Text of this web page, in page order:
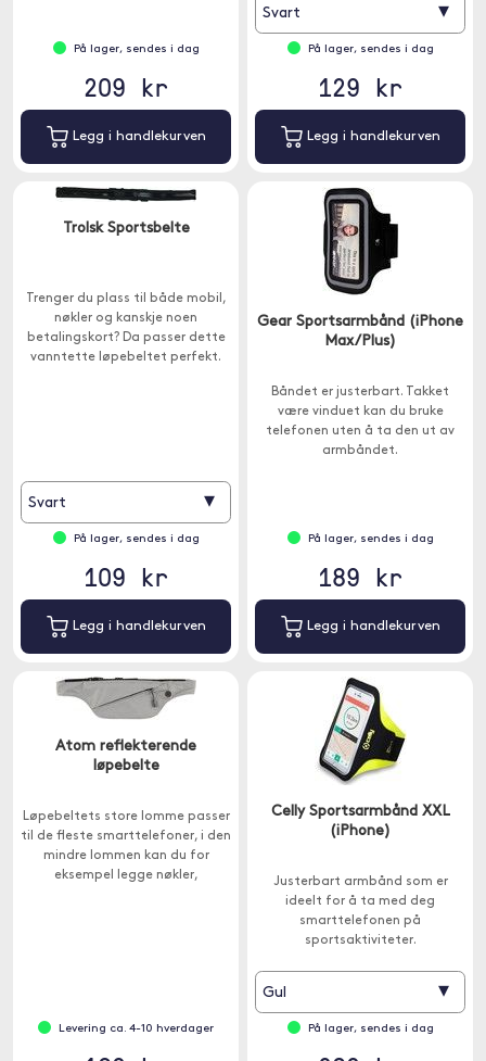
På lager, sendes i dag
209 kr
Legg i handlekurven
Svart ▾
På lager, sendes i dag
129 kr
Legg i handlekurven
Trolsk Sportsbelte
Trenger du plass til både mobil,
nøkler og kanskje noen
betalingskort? Da passer dette
vanntette løpebeltet perfekt.
Svart ▾
På lager, sendes i dag
109 kr
Legg i handlekurven
Gear Sportsarmbånd (iPhone
Max/Plus)
Båndet er justerbart. Takket
være vinduet kan du bruke
telefonen uten å ta den ut av
armbåndet.
På lager, sendes i dag
189 kr
Legg i handlekurven
Atom reflekterende
løpebelte
Løpebeltets store lomme passer
til de fleste smarttelefoner, i den
mindre lommen kan du for
eksempel legge nøkler,
Levering ca. 4-10 hverdager
Celly Sportsarmbånd XXL
(iPhone)
Justerbart armbånd som er
ideelt for å ta med deg
smarttelefonen på
sportsaktiviteter.
Gul ▾
På lager, sendes i dag